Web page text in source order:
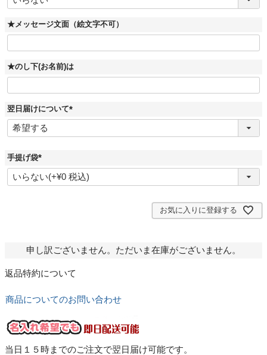
須
)
★メッセージ文面（絵文字不可）
★のし下(お名前)は
翌日届けについて
(
須
手提げ袋
(
必
須
お気に入りに登録する
申し訳ございません。ただいま在庫がございません。
返品特約について
商品についてのお問い合わせ
当日１５時までのご注文で翌日届け可能です。